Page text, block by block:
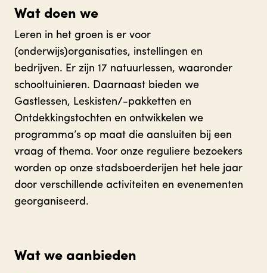
Wat doen we
Leren in het groen is er voor
(onderwijs)organisaties, instellingen en
bedrijven. Er zijn 17 natuurlessen, waaronder
schooltuinieren. Daarnaast bieden we
Gastlessen, Leskisten/-pakketten en
Ontdekkingstochten en ontwikkelen we
programma’s op maat die aansluiten bij een
vraag of thema. Voor onze reguliere bezoekers
worden op onze stadsboerderijen het hele jaar
door verschillende activiteiten en evenementen
georganiseerd.
Wat we aanbieden